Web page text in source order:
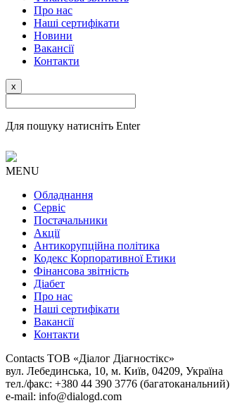
Про нас
Наші сертифікати
Новини
Вакансії
Контакти
x
Для пошуку натисніть Enter
MENU
Обладнання
Сервіс
Постачальники
Акції
Антикорупційна політика
Кодекс Корпоративної Етики
Фінансова звітність
Діабет
Про нас
Наші сертифікати
Вакансії
Контакти
Contacts ТОВ «Діалог Діагностікс»
вул. Лебединська, 10, м. Київ, 04209, Україна
тел./факс: +380 44 390 3776 (багатоканальний)
e-mail: info@dialogd.com